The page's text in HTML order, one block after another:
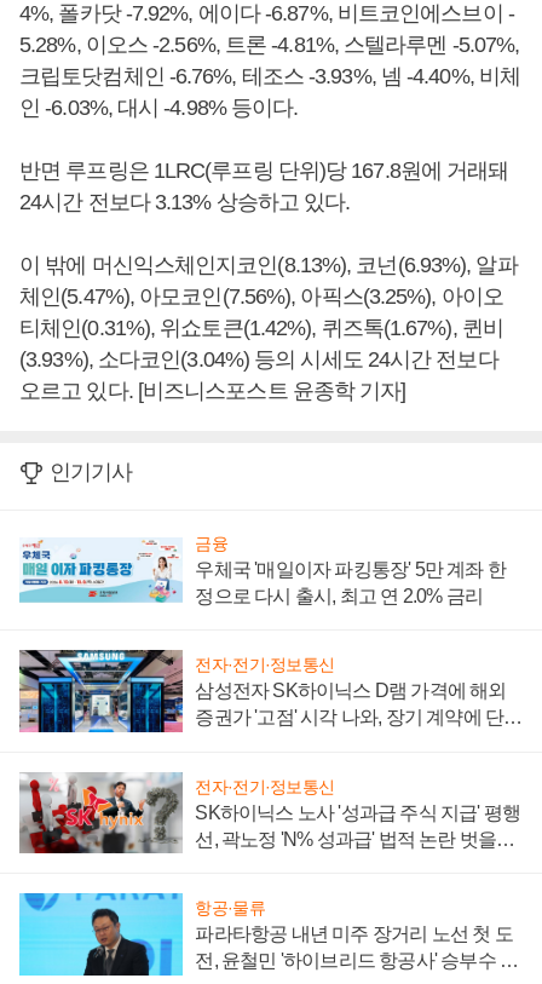
4%, 폴카닷 -7.92%, 에이다 -6.87%, 비트코인에스브이 -
5.28%, 이오스 -2.56%, 트론 -4.81%, 스텔라루멘 -5.07%,
크립토닷컴체인 -6.76%, 테조스 -3.93%, 넴 -4.40%, 비체
인 -6.03%, 대시 -4.98% 등이다.
반면 루프링은 1LRC(루프링 단위)당 167.8원에 거래돼
24시간 전보다 3.13% 상승하고 있다.
이 밖에 머신익스체인지코인(8.13%), 코넌(6.93%), 알파
체인(5.47%), 아모코인(7.56%), 아픽스(3.25%), 아이오
티체인(0.31%), 위쇼토큰(1.42%), 퀴즈톡(1.67%), 퀸비
(3.93%), 소다코인(3.04%) 등의 시세도 24시간 전보다
오르고 있다. [비즈니스포스트 윤종학 기자]
인기기사
금융
우체국 '매일이자 파킹통장' 5만 계좌 한
정으로 다시 출시, 최고 연 2.0% 금리
전자·전기·정보통신
삼성전자 SK하이닉스 D램 가격에 해외
증권가 '고점' 시각 나와, 장기 계약에 단점
전자·전기·정보통신
SK하이닉스 노사 '성과급 주식 지급' 평행
선, 곽노정 'N% 성과급' 법적 논란 벗을지
항공·물류
파라타항공 내년 미주 장거리 노선 첫 도
전, 윤철민 '하이브리드 항공사' 승부수 통